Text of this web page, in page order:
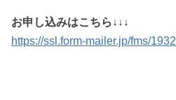
お申し込みはこちら↓↓↓
https://ssl.form-mailer.jp/fms/